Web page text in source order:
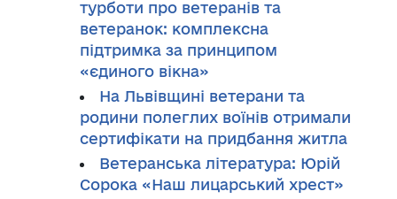
турботи про ветеранів та
ветеранок: комплексна
підтримка за принципом
«єдиного вікна»
На Львівщині ветерани та
родини полеглих воїнів отримали
сертифікати на придбання житла
Ветеранська література: Юрій
Сорока «Наш лицарський хрест»